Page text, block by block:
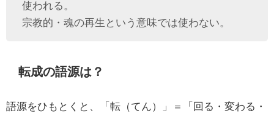
使われる。
宗教的・魂の再生という意味では使わない。
転成の語源は？
語源をひもとくと、「転（てん）」＝「回る・変わる・